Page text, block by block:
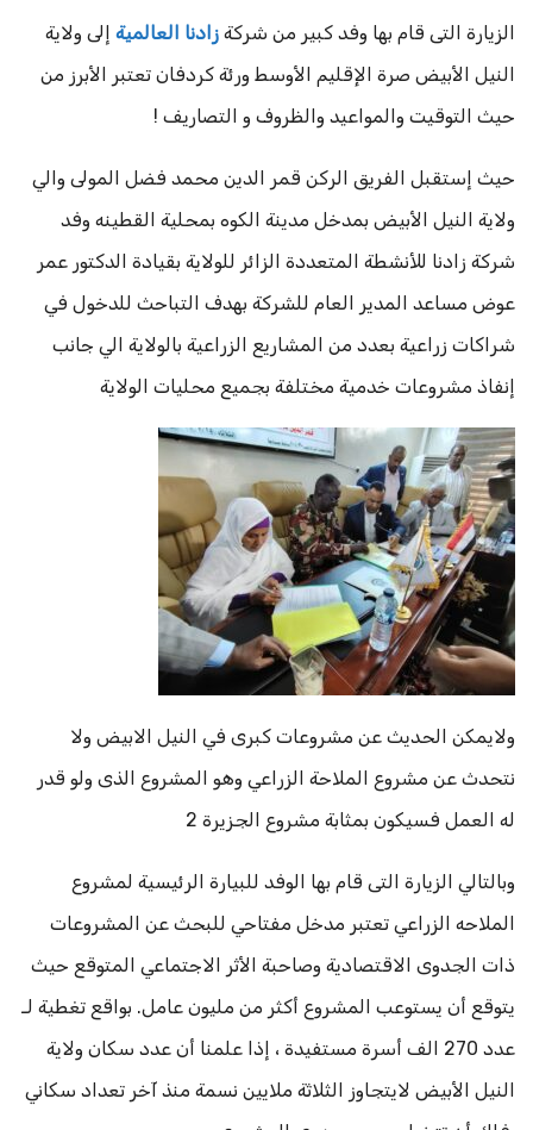
الزيارة التى قام بها وفد كبير من شركة زادنا العالمية إلى ولاية
النيل الأبيض صرة الإقليم الأوسط ورئة كردفان تعتبر الأبرز من
حيث التوقيت والمواعيد والظروف و التصاريف !
حيث إستقبل الفريق الركن قمر الدين محمد فضل المولى والي
ولاية النيل الأبيض بمدخل مدينة الكوه بمحلية القطينه وفد
شركة زادنا للأنشطة المتعددة الزائر للولاية بقيادة الدكتور عمر
عوض مساعد المدير العام للشركة بهدف التباحث للدخول في
شراكات زراعية بعدد من المشاريع الزراعية بالولاية الي جانب
إنفاذ مشروعات خدمية مختلفة بجميع محليات الولاية
ولايمكن الحديث عن مشروعات كبرى في النيل الابيض ولا
نتحدث عن مشروع الملاحة الزراعي وهو المشروع الذى ولو قدر
له العمل فسيكون بمثابة مشروع الجزيرة 2
وبالتالي الزيارة التى قام بها الوفد للبيارة الرئيسية لمشروع
الملاحه الزراعي تعتبر مدخل مفتاحي للبحث عن المشروعات
ذات الجدوى الاقتصادية وصاحبة الأثر الاجتماعي المتوقع حيث
يتوقع أن يستوعب المشروع أكثر من مليون عامل. بواقع تغطية لـ
عدد 270 الف أسرة مستفيدة ، إذا علمنا أن عدد سكان ولاية
النيل الأبيض لايتجاوز الثلاثة ملايين نسمة منذ آخر تعداد سكاني